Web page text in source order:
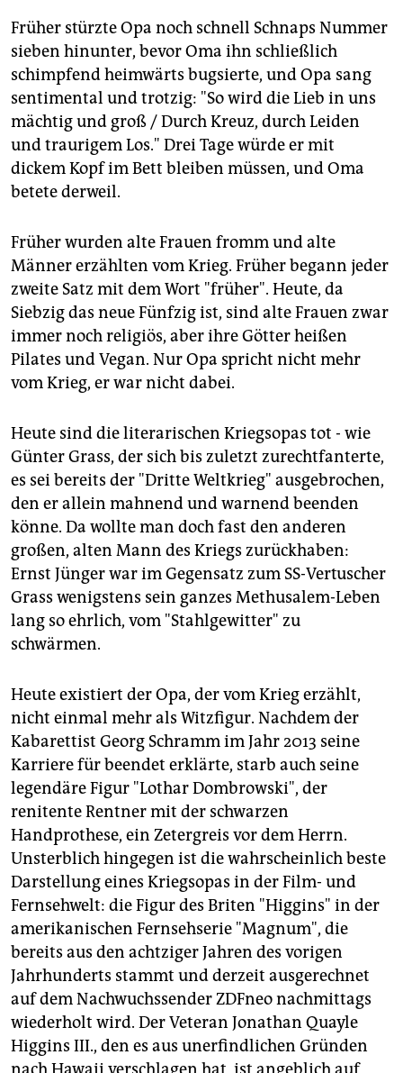
Früher stürzte Opa noch schnell Schnaps Nummer
sieben hinunter, bevor Oma ihn schließlich
schimpfend heimwärts bugsierte, und Opa sang
sentimental und trotzig: "So wird die Lieb in uns
mächtig und groß / Durch Kreuz, durch Leiden
und traurigem Los." Drei Tage würde er mit
dickem Kopf im Bett bleiben müssen, und Oma
betete derweil.
Früher wurden alte Frauen fromm und alte
Männer erzählten vom Krieg. Früher begann jeder
zweite Satz mit dem Wort "früher". Heute, da
Siebzig das neue Fünfzig ist, sind alte Frauen zwar
immer noch religiös, aber ihre Götter heißen
Pilates und Vegan. Nur Opa spricht nicht mehr
vom Krieg, er war nicht dabei.
Heute sind die literarischen Kriegsopas tot - wie
Günter Grass, der sich bis zuletzt zurechtfanterte,
es sei bereits der "Dritte Weltkrieg" ausgebrochen,
den er allein mahnend und warnend beenden
könne. Da wollte man doch fast den anderen
großen, alten Mann des Kriegs zurückhaben:
Ernst Jünger war im Gegensatz zum SS-Vertuscher
Grass wenigstens sein ganzes Methusalem-Leben
lang so ehrlich, vom "Stahlgewitter" zu
schwärmen.
Heute existiert der Opa, der vom Krieg erzählt,
nicht einmal mehr als Witzfigur. Nachdem der
Kabarettist Georg Schramm im Jahr 2013 seine
Karriere für beendet erklärte, starb auch seine
legendäre Figur "Lothar Dombrowski", der
renitente Rentner mit der schwarzen
Handprothese, ein Zetergreis vor dem Herrn.
Unsterblich hingegen ist die wahrscheinlich beste
Darstellung eines Kriegsopas in der Film- und
Fernsehwelt: die Figur des Briten "Higgins" in der
amerikanischen Fernsehserie "Magnum", die
bereits aus den achtziger Jahren des vorigen
Jahrhunderts stammt und derzeit ausgerechnet
auf dem Nachwuchssender ZDFneo nachmittags
wiederholt wird. Der Veteran Jonathan Quayle
Higgins III., den es aus unerfindlichen Gründen